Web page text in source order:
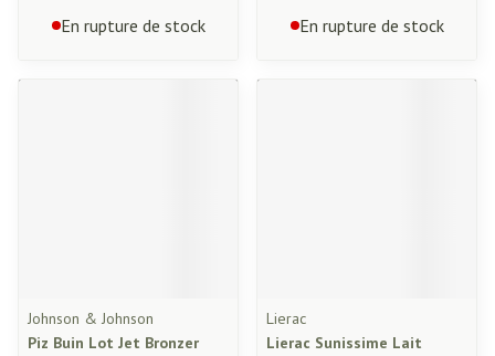
En rupture de stock En rupture de stock
Johnson & Johnson
Piz Buin Lot Jet Bronzer
Lierac
Lierac Sunissime Lait